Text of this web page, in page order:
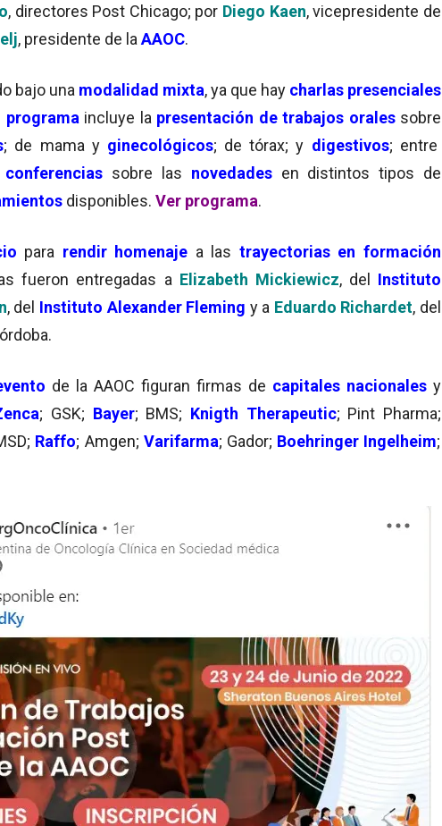
, directores Post Chicago; por Diego Kaen, vicepresidente de
, presidente de la AAOC.
bajo una modalidad mixta, ya que hay charlas presenciales
programa incluye la presentación de trabajos orales sobre
; de mama yginecológicos; de tórax; y digestivos; entre
conferencias sobre las novedadesen distintos tipos de
disponibles. Ver programa.
para rendir homenaje a las trayectorias en formación
fueron entregadas a Elizabeth Mickiewicz, del Instituto
, del Instituto Alexander Fleming y a Eduardo Richardet, del
de la AAOC figuran firmas de capitales nacionales y
; GSK; Bayer; BMS; Knigth Therapeutic; Pint Pharma;
Raffo; Amgen; Varifarma; Gador; Boehringer Ingelheim;